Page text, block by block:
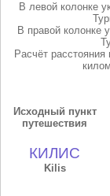
В левой колонке
В правой колонке
Расчёт расстояния
Исходный пункт
путешествия
КИЛИС
Kilis